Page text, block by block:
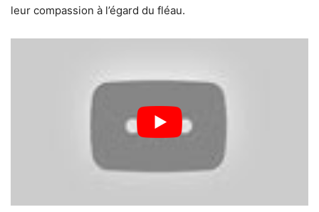
leur compassion à l’égard du fléau.